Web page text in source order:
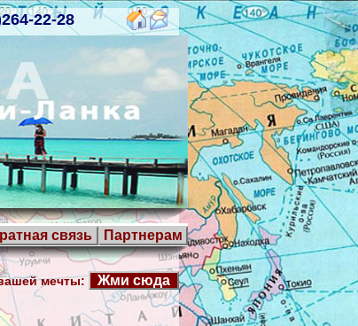
22-28
связь Партнерам
мечты: Жми сюда